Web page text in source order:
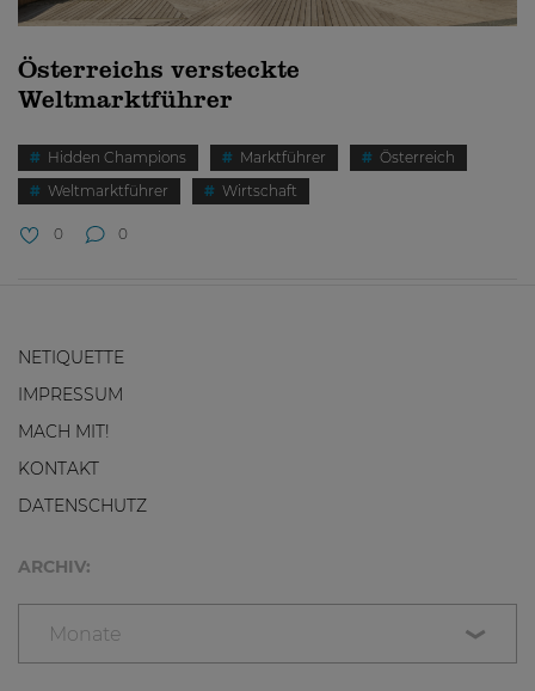
Österreichs versteckte
Weltmarktführer
Hidden Champions Marktführer
Österreich
Weltmarktführer
Wirtschaft
0 0
NETIQUETTE
IMPRESSUM
MACH MIT!
KONTAKT
DATENSCHUTZ
ARCHIV:
Monate